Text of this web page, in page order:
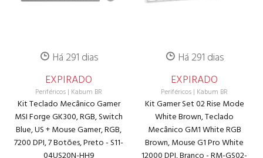
Há 291 dias
EXPIRADO
Periféricos | Kabum BR
Kit Teclado Mecânico Gamer
MSI Forge GK300, RGB, Switch
Blue, US + Mouse Gamer, RGB,
7200 DPI, 7 Botões, Preto - S11-
Há 291 dias
EXPIRADO
Periféricos | Kabum BR
Kit Gamer Set 02 Rise Mode
White Brown, Teclado
Mecânico GM1 White RGB
Brown, Mouse G1 Pro White